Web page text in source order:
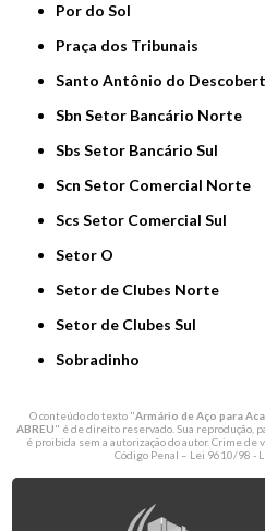
Por do Sol
Praça dos Tribunais
Santo Antônio do
Sbn Setor Bancário Norte
Sbs Setor Bancário Sul
Scn Setor Comercial Norte
Scs Setor Comercial Sul
Setor O
Setor de Clubes Norte
Setor de Clubes Sul
Sobradinho
O conteúdo do texto "Armário de Aço para
ABREU" é de direito reservado. Sua reprodução,
é proibida sem a autorização do autor. Crime
Código Penal – Lei 9610/98 -